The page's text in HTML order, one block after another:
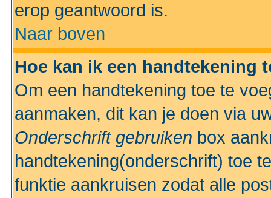
erop geantwoord is.
Naar boven
Hoe kan ik een handtekening
Om een handtekening toe te
aanmaken, dit kan je doen via
Onderschrift gebruiken box
handtekening(onderschrift) toe
funktie aankruisen zodat alle